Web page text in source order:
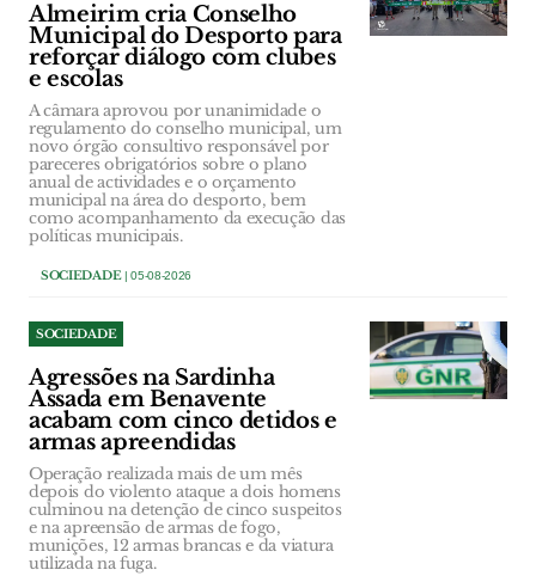
Almeirim cria Conselho
Municipal do Desporto para
reforçar diálogo com clubes
e escolas
A câmara aprovou por unanimidade o
regulamento do conselho municipal, um
novo órgão consultivo responsável por
pareceres obrigatórios sobre o plano
anual de actividades e o orçamento
municipal na área do desporto, bem
como acompanhamento da execução das
políticas municipais.
SOCIEDADE| 05-08-2026
SOCIEDADE
Agressões na Sardinha
Assada em Benavente
acabam com cinco detidos e
armas apreendidas
Operação realizada mais de um mês
depois do violento ataque a dois homens
culminou na detenção de cinco suspeitos
e na apreensão de armas de fogo,
munições, 12 armas brancas e da viatura
utilizada na fuga.